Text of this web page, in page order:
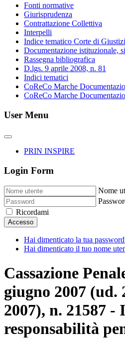
Fonti normative
Giurisprudenza
Contrattazione Collettiva
Interpelli
Indice tematico Corte di
Documentazione istituzionale,
Rassegna bibliografica
D.lgs. 9 aprile 2008, n. 81
Indici tematici
CoReCo Marche
CoReCo Marche
User Menu
PRIN INSPIRE
Login Form
Nome
Ricordami
Accesso
Hai dimenticato la tua
Hai dimenticato il tuo nome
Cassazione
giugno 2007 (ud.
2007), n. 21587
responsabilità